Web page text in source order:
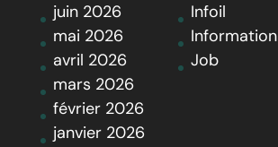
juin 2026
mai 2026
avril 2026
mars 2026
février 2026
janvier 2026
Infoil
Information
Job